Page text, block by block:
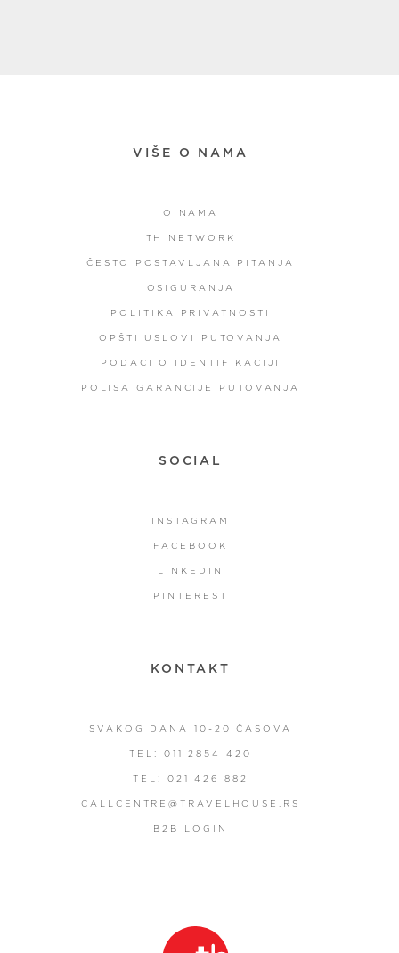
VIŠE O NAMA
O NAMA
TH NETWORK
ČESTO POSTAVLJANA PITANJA
OSIGURANJA
POLITIKA PRIVATNOSTI
OPŠTI USLOVI PUTOVANJA
PODACI O IDENTIFIKACIJI
POLISA GARANCIJE PUTOVANJA
SOCIAL
INSTAGRAM
FACEBOOK
LINKEDIN
PINTEREST
KONTAKT
SVAKOG DANA 10-20 ČASOVA
TEL: 011 2854 420
TEL: 021 426 882
CALLCENTRE@TRAVELHOUSE.RS
B2B LOGIN